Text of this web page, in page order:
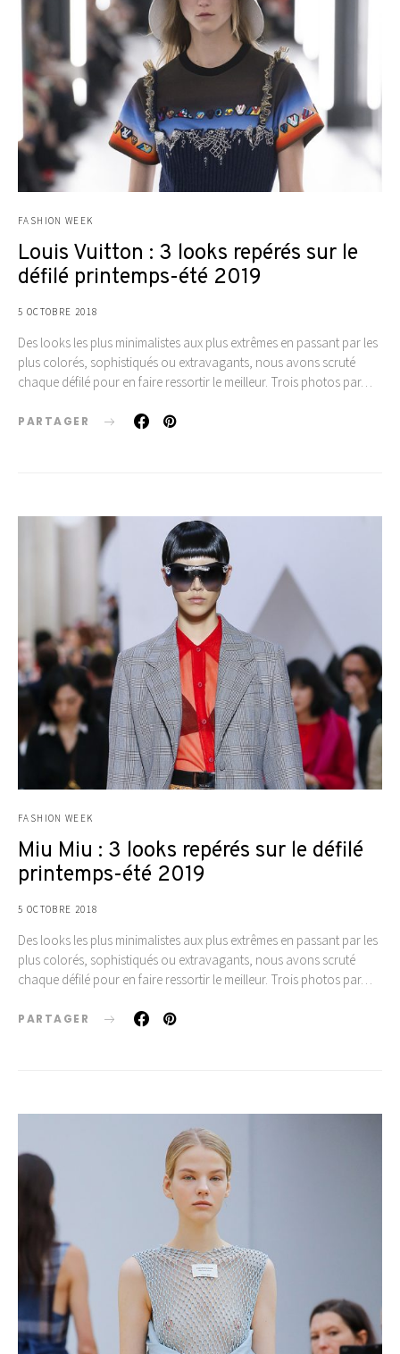
FASHION WEEK
Louis Vuitton : 3 looks repérés sur le
défilé printemps-été 2019
5 OCTOBRE 2018
Des looks les plus minimalistes aux plus extrêmes en passant par les
plus colorés, sophistiqués ou extravagants, nous avons scruté
chaque défilé pour en faire ressortir le meilleur. Trois photos par…
PARTAGER
FASHION WEEK
Miu Miu : 3 looks repérés sur le défilé
printemps-été 2019
5 OCTOBRE 2018
Des looks les plus minimalistes aux plus extrêmes en passant par les
plus colorés, sophistiqués ou extravagants, nous avons scruté
chaque défilé pour en faire ressortir le meilleur. Trois photos par…
PARTAGER